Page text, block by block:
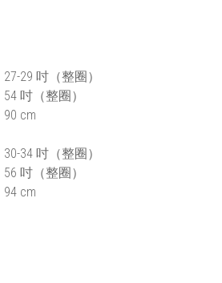
29 吋（整圈）
吋（整圈）
cm
34 吋（整圈）
吋（整圈）
cm